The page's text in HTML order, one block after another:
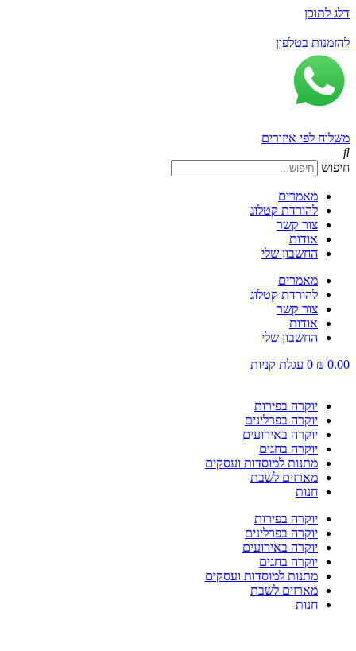
דלג לתוכן
להזמנות בטלפון
משלוח לפי איזורים
חיפוש
מאמרים
להורדת קטלוג
צור קשר
אודות
החשבון שלי
מאמרים
להורדת קטלוג
צור קשר
אודות
החשבון שלי
₪ 0.00
0 עגלת קניות
יוקרה בפירות
יוקרה בפרלינים
יוקרה באירועים
יוקרה בחגים
מתנות למוסדות ועסקים
מארזים לשבת
חנות
יוקרה בפירות
יוקרה בפרלינים
יוקרה באירועים
יוקרה בחגים
מתנות למוסדות ועסקים
מארזים לשבת
חנות